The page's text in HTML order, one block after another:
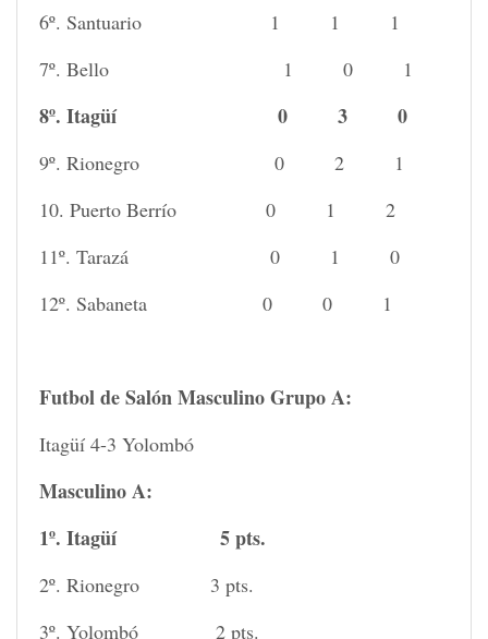
6º. Santuario 1 1 1
7º. Bello 1 0 1
8º. Itagüí 0 3 0
9º. Rionegro 0 2 1
10. Puerto Berrío 0 1 2
11º. Tarazá 0 1 0
12º. Sabaneta 0 0 1
Futbol de Salón Masculino Grupo A:
Itagüí 4-3 Yolombó
Masculino A:
1º. Itagüí 5 pts.
2º. Rionegro 3 pts.
3º. Yolombó 2 pts.